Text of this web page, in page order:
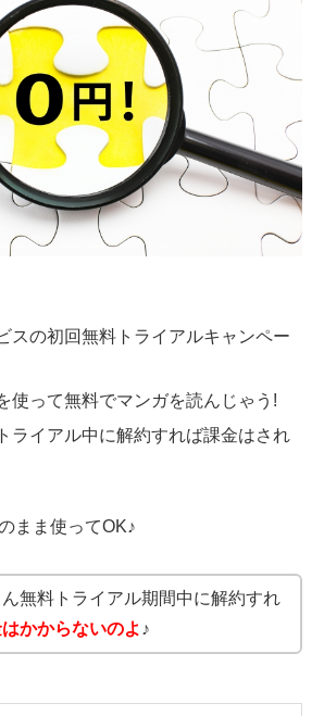
スの初回無料トライアルキャンペー
使って無料でマンガを読んじゃう!
ライアル中に解約すれば課金はされ
まま使ってOK♪
ん無料トライアル期間中に解約すれ
かからないのよ ♪